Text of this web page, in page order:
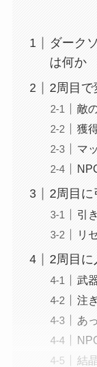
ダーク
は何か
2周目で
敵
獲
マ
2周目に
引
リ
2周目に
武
注
あ
結